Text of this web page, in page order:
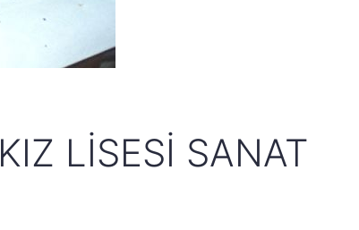
LISESI SANAT